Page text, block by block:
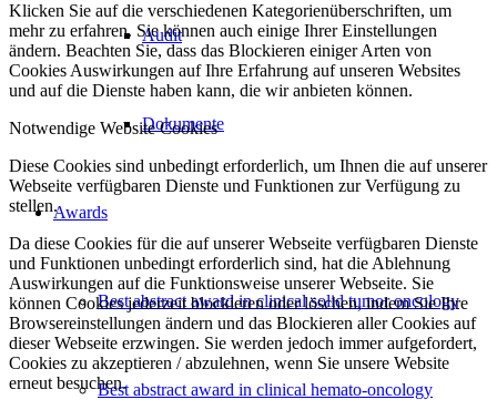
Audit
Dokumente
Awards
Best abstract award in clinical solid tumor oncology
Best abstract award in clinical hemato-oncology
Klicken Sie auf die verschiedenen Kategorienüberschriften, um
mehr zu erfahren. Sie können auch einige Ihrer Einstellungen
ändern. Beachten Sie, dass das Blockieren einiger Arten von
Cookies Auswirkungen auf Ihre Erfahrung auf unseren Websites
und auf die Dienste haben kann, die wir anbieten können.
Notwendige Website Cookies
Diese Cookies sind unbedingt erforderlich, um Ihnen die auf unserer
Webseite verfügbaren Dienste und Funktionen zur Verfügung zu
stellen.
Da diese Cookies für die auf unserer Webseite verfügbaren Dienste
und Funktionen unbedingt erforderlich sind, hat die Ablehnung
Auswirkungen auf die Funktionsweise unserer Webseite. Sie
können Cookies jederzeit blockieren oder löschen, indem Sie Ihre
Browsereinstellungen ändern und das Blockieren aller Cookies auf
dieser Webseite erzwingen. Sie werden jedoch immer aufgefordert,
Cookies zu akzeptieren / abzulehnen, wenn Sie unsere Website
erneut besuchen.